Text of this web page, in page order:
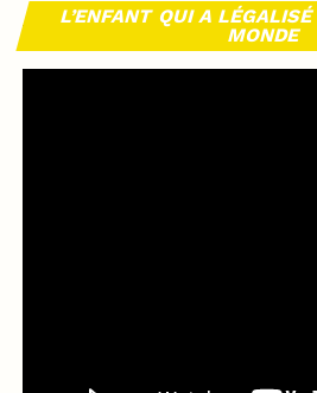
L’ENFANT QUI A
MONDE